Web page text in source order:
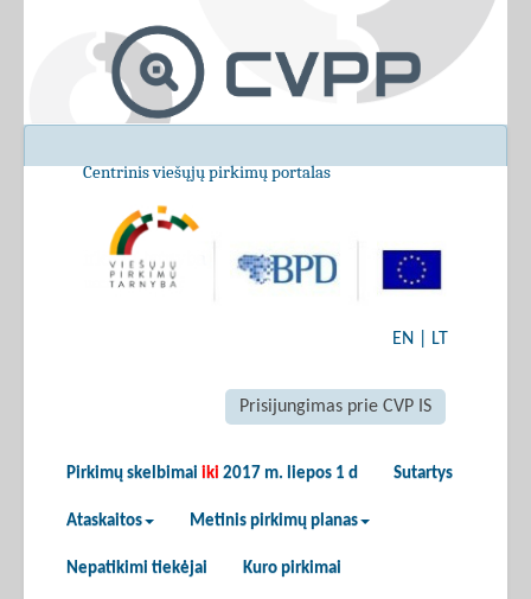
Centrinis viešųjų pirkimų portalas
EN LT
Prisijungimas prie CVP IS
Pirkimų skelbimai iki 2017 m. liepos 1 d Sutartys
Ataskaitos Metinis pirkimų planas
Nepatikimi tiekėjai Kuro pirkimai